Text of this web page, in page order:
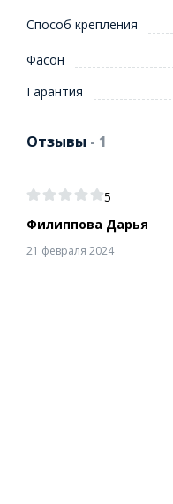
Способ крепления
Фасон
Гарантия
Отзывы - 1
5
Филиппова Дарья
21 февраля 2024